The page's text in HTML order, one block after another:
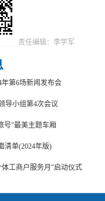
责任编辑：李学军
第6场新闻发布会
导小组第4次会议
号”最美主题车厢
清单(2024年版)
工商户服务月”启动仪式